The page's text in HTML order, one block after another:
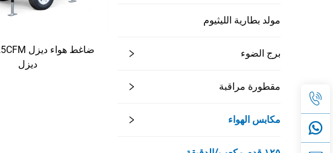
مولد بطارية الليثيوم
برج الضوء
مقطورة مراقبة
مكابس الهواء
ديزل